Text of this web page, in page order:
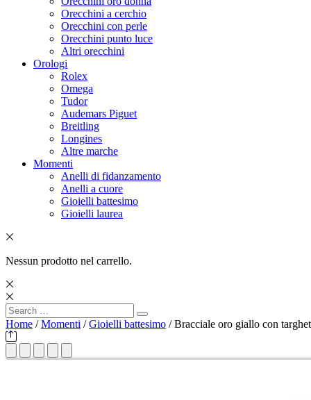
Orecchini a cerchio
Orecchini con perle
Orecchini punto luce
Altri orecchini
Orologi
Rolex
Omega
Tudor
Audemars Piguet
Breitling
Longines
Altre marche
Momenti
Anelli di fidanzamento
Anelli a cuore
Gioielli battesimo
Gioielli laurea
Nessun prodotto nel carrello.
Search
for:
Search
Home /Momenti /Gioielli battesimo / Bracciale oro giallo con